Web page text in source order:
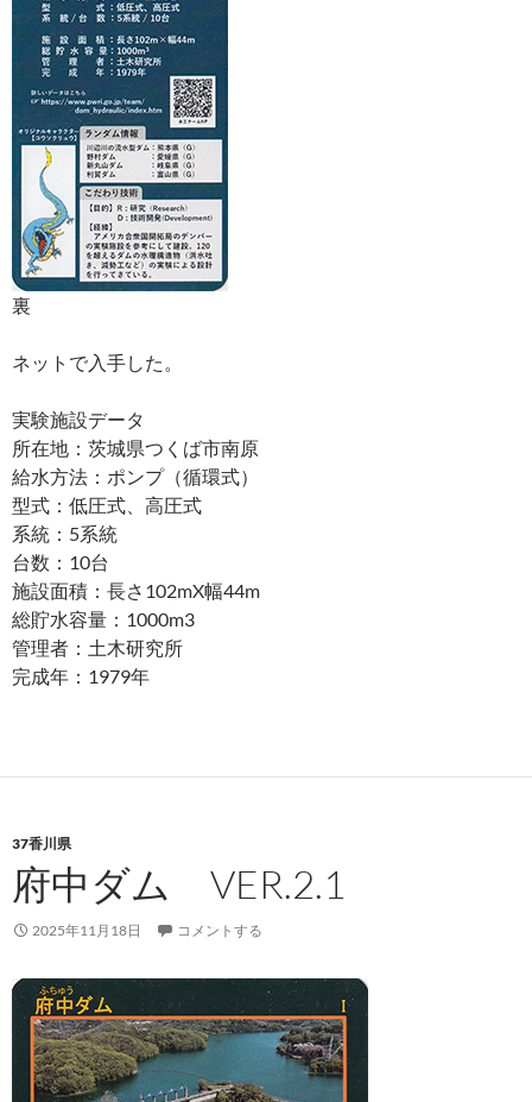
裏
ネットで入手した。
実験施設データ
所在地：茨城県つくば市南原
給水方法：ポンプ（循環式）
型式：低圧式、高圧式
系統：5系統
台数：10台
施設面積：長さ102mX幅44m
総貯水容量：1000m3
管理者：土木研究所
完成年：1979年
37香川県
府中ダム VER.2.1
2025年11月18日 コメントする